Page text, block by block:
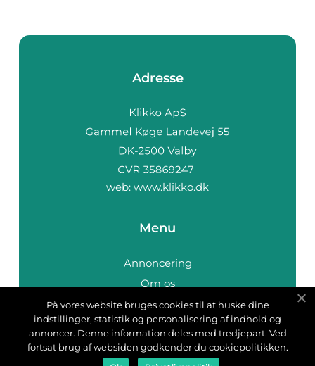
Adresse
web: www.klikko.dk
Menu
Annoncering
Om os
Cookies
Kontakt os
Sitemap
På vores website bruges cookies til at huske dine
indstillinger, statistik og personalisering af indhold og
annoncer. Denne information deles med tredjepart. Ved
fortsat brug af websiden godkender du cookiepolitikken.